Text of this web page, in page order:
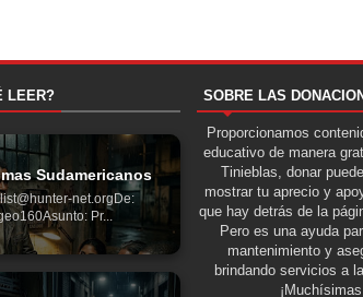
LEER?
Sudamericanos
net.orgDe:
Pr...
SOBRE LAS
Proporcionamos
educativo de manera
Tinieblas, donar
mostrar tu aprecio y
que hay detrás de la
Pero es una ayuda
mantenimiento y
brindando servicios a